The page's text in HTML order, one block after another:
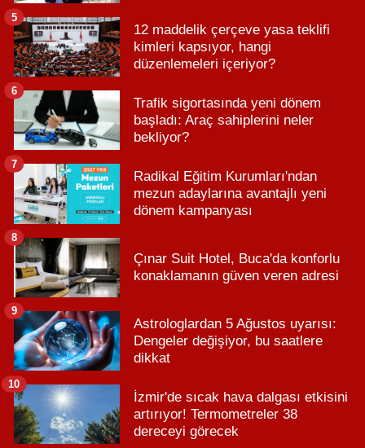
12 maddelik çerçeve yasa teklifi
kimleri kapsıyor, hangi
düzenlemeleri içeriyor?
5
Trafik sigortasında yeni dönem
başladı: Araç sahiplerini neler
bekliyor?
6
Radikal Eğitim Kurumları'ndan
mezun adaylarına avantajlı yeni
dönem kampanyası
7
Çınar Suit Hotel, Buca'da konforlu
konaklamanın güven veren adresi
8
Astrologlardan 5 Ağustos uyarısı:
Dengeler değişiyor, bu saatlere
dikkat
9
İzmir'de sıcak hava dalgası etkisini
artırıyor! Termometreler 38
dereceyi görecek
10